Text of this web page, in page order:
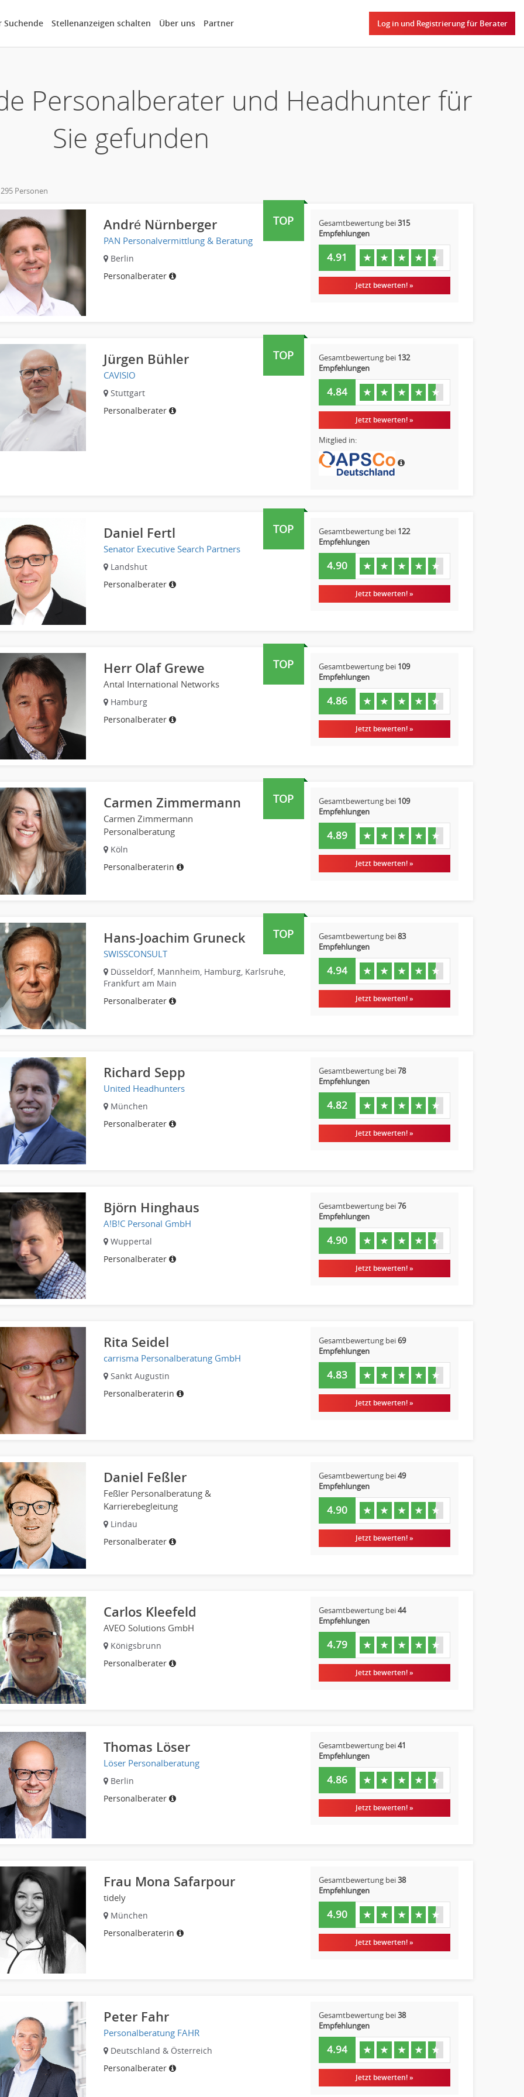
Suchende Stellenanzeigen schalten Über uns Partner Log in und Registrierung für Berater
Personalberater und Headhunter für
Sie gefunden
Personen
TOP
André Nürnberger
PAN Personalvermittlung & Beratung
Berlin
Personalberater
Gesamtbewertung bei315
Empfehlungen
4.91 ★ ★ ★ ★ ★
Jetzt bewerten! »
TOP
Jürgen Bühler
CAVISIO
Stuttgart
Personalberater
Gesamtbewertung bei 132
Empfehlungen
4.84 ★ ★ ★ ★ ★
Jetzt bewerten! »
Mitglied in:
TOP
Daniel Fertl
Senator Executive Search Partners
Landshut
Personalberater
Gesamtbewertung bei 122
Empfehlungen
4.90 ★ ★ ★ ★ ★
Jetzt bewerten! »
TOP
Herr Olaf Grewe
Antal International Networks
Hamburg
Personalberater
Gesamtbewertung bei 109
Empfehlungen
4.86 ★ ★ ★ ★ ★
Jetzt bewerten! »
TOP
Carmen Zimmermann
Carmen Zimmermann
Personalberatung
Köln
Personalberaterin
Gesamtbewertung bei 109
Empfehlungen
4.89 ★ ★ ★ ★ ★
Jetzt bewerten! »
TOP
Hans-Joachim Gruneck
SWISSCONSULT
Düsseldorf, Mannheim, Hamburg, Karlsruhe,
Frankfurt am Main
Personalberater
Gesamtbewertung bei83
Empfehlungen
4.94 ★ ★ ★ ★ ★
Jetzt bewerten! »
Richard Sepp
United Headhunters
München
Personalberater
Gesamtbewertung bei78
Empfehlungen
4.82 ★ ★ ★ ★ ★
Jetzt bewerten! »
Björn Hinghaus
A!B!C Personal GmbH
Wuppertal
Personalberater
Gesamtbewertung bei76
Empfehlungen
4.90 ★ ★ ★ ★ ★
Jetzt bewerten! »
Rita Seidel
carrisma Personalberatung GmbH
Sankt Augustin
Personalberaterin
Gesamtbewertung bei69
Empfehlungen
4.83 ★ ★ ★ ★ ★
Jetzt bewerten! »
Daniel Feßler
Feßler Personalberatung &
Karrierebegleitung
Lindau
Personalberater
Gesamtbewertung bei49
Empfehlungen
4.90 ★ ★ ★ ★ ★
Jetzt bewerten! »
Carlos Kleefeld
AVEO Solutions GmbH
Königsbrunn
Personalberater
Gesamtbewertung bei44
Empfehlungen
4.79 ★ ★ ★ ★ ★
Jetzt bewerten! »
Thomas Löser
Löser Personalberatung
Berlin
Personalberater
Gesamtbewertung bei41
Empfehlungen
4.86 ★ ★ ★ ★ ★
Jetzt bewerten! »
Frau Mona Safarpour
tidely
München
Personalberaterin
Gesamtbewertung bei38
Empfehlungen
4.90 ★ ★ ★ ★ ★
Jetzt bewerten! »
Peter Fahr
Personalberatung FAHR
Deutschland & Österreich
Personalberater
Gesamtbewertung bei38
Empfehlungen
4.94 ★ ★ ★ ★ ★
Jetzt bewerten! »